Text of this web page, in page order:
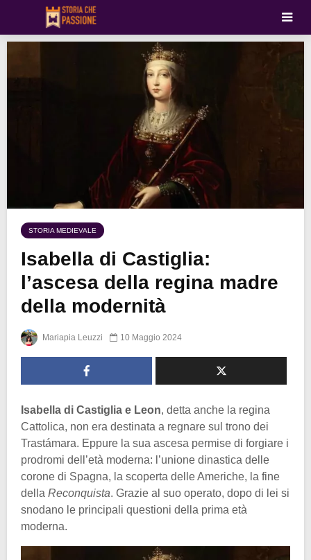
STORIA MEDIEVALE
Isabella di Castiglia:
l’ascesa della regina madre
della modernità
Mariapia Leuzzi 10 Maggio 2024
Isabella di Castiglia e Leon, detta anche la regina
Cattolica, non era destinata a regnare sul trono dei
Trastámara. Eppure la sua ascesa permise di forgiare i
prodromi dell’età moderna: l’unione dinastica delle
corone di Spagna, la scoperta delle Americhe, la fine
della Reconquista. Grazie al suo operato, dopo di lei si
snodano le principali questioni della prima età
moderna.